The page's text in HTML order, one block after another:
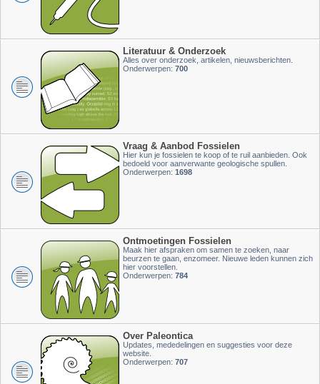
Literatuur & Onderzoek
Alles over onderzoek, artikelen, nieuwsberichten.
Onderwerpen: 700
Vraag & Aanbod Fossielen
Hier kun je fossielen te koop of te ruil aanbieden. Ook
bedoeld voor aanverwante geologische spullen.
Onderwerpen: 1698
Ontmoetingen Fossielen
Maak hier afspraken om samen te zoeken, naar
beurzen te gaan, enzomeer. Nieuwe leden kunnen zich
hier voorstellen.
Onderwerpen: 784
Over Paleontica
Updates, mededelingen en suggesties voor deze
website.
Onderwerpen: 707